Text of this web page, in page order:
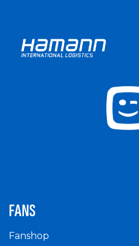
FANS
Fanshop